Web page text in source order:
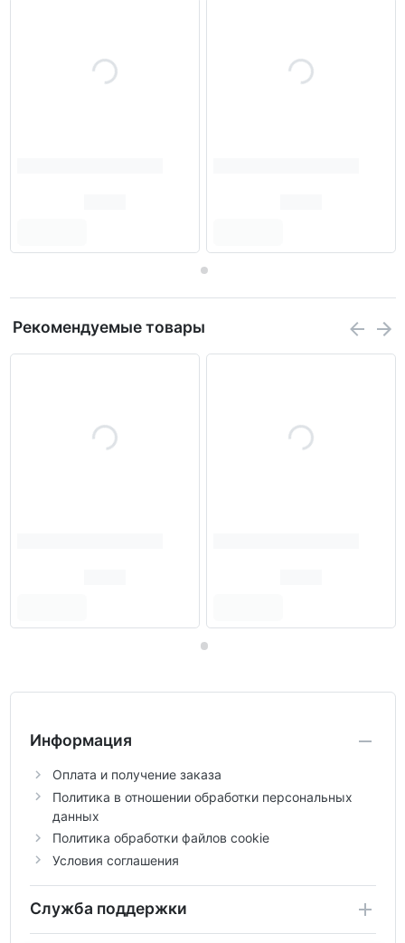
Рекомендуемые товары
Информация
Оплата и получение заказа
Политика в отношении обработки персональных
данных
Политика обработки файлов cookie
Условия соглашения
Служба поддержки